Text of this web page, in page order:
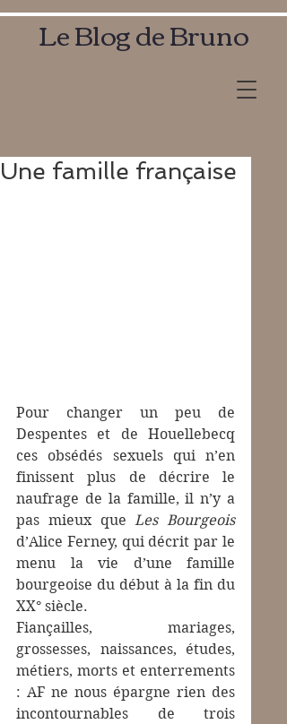
Le Blog de Bruno
Une famille française
Pour changer un peu de
Despentes et de Houellebecq
ces obsédés sexuels qui n’en
finissent plus de décrire le
naufrage de la famille, il n’y a
pas mieux que
Les Bourgeois
d’Alice Ferney, qui décrit par le
menu la vie d’une famille
bourgeoise du début à la fin du
XX° siècle.
Fiançailles, mariages,
grossesses, naissances, études,
métiers, morts et enterrements
: AF ne nous épargne rien des
incontournables de trois